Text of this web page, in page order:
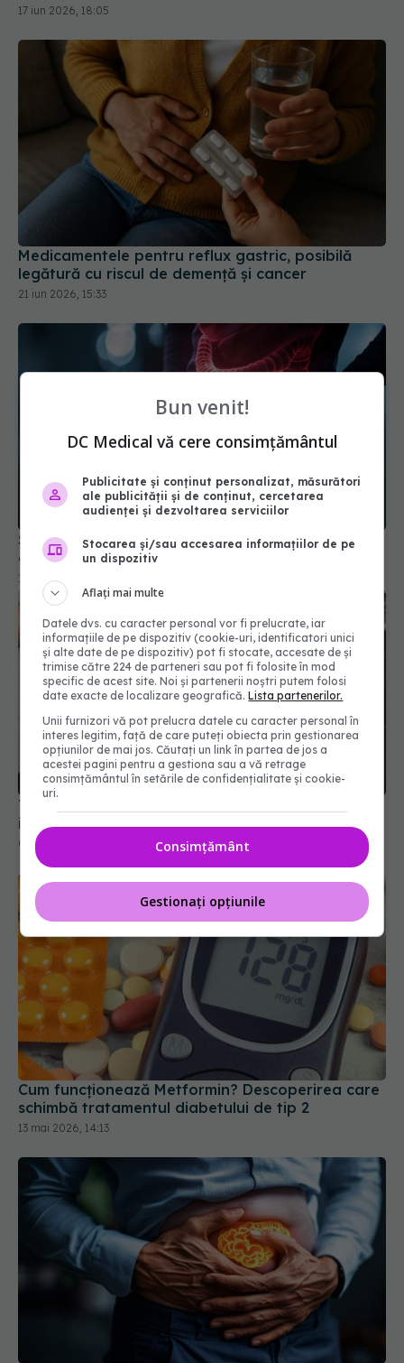
17 iun 2026, 18:05
Medicamentele pentru reflux gastric, posibilă
legătură cu riscul de demență și cancer
21 iun 2026, 15:33
Siguranța pe termen lung a tratamentelor pentru
colon iritabil
16 mai 2026, 16:00
Tratamentele comune pentru sindromul de
intestin iritabil cresc riscul de deces
09 apr 2026, 18:38
Cum funcționează Metformin? Descoperirea care
schimbă tratamentul diabetului de tip 2
13 mai 2026, 14:13
Bun venit!
DC Medical vă cere consimțământul
Publicitate și conținut personalizat, măsurători
ale publicității și de conținut, cercetarea
audienței și dezvoltarea serviciilor
Stocarea și/sau accesarea informațiilor de pe
un dispozitiv
Aflați mai multe
Datele dvs. cu caracter personal vor fi prelucrate, iar
informațiile de pe dispozitiv (cookie-uri, identificatori unici
și alte date de pe dispozitiv) pot fi stocate, accesate de și
trimise către 224 de parteneri sau pot fi folosite în mod
specific de acest site. Noi și partenerii noștri putem folosi
date exacte de localizare geografică.Lista partenerilor.
Unii furnizori vă pot prelucra datele cu caracter personal în
interes legitim, față de care puteți obiecta prin gestionarea
opțiunilor de mai jos. Căutați un link în partea de jos a
acestei pagini pentru a gestiona sau a vă retrage
consimțământul în setările de confidențialitate și cookie-
uri.
Consimțământ
Gestionați opțiunile